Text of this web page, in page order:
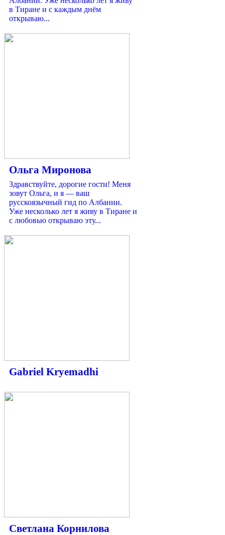
в Тиране и с каждым днём
открываю...
Ольга Миронова
Здравствуйте, дорогие гости! Меня
зовут Ольга, и я — ваш
русскоязычный гид по Албании.
Уже несколько лет я живу в Тиране и
с любовью открываю эту...
Gabriel Kryemadhi
Светлана Корнилова